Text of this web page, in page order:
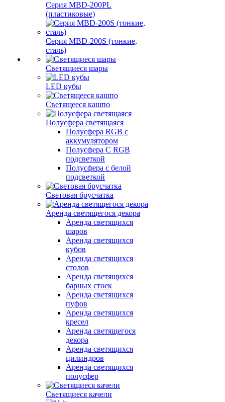
Серия MBD-200PL
(пластиковые)
Серия MBD-200S (тонкие,
сталь)
Светящиеся шары
LED кубы
Светящееся кашпо
Полусфера светящаяся
Полусфера RGB с
аккумулятором
Полусфера С RGB
подсветкой
Полусфера с белой
подсветкой
Световая брусчатка
Аренда светящегося декора
Аренда светящихся
шаров
Аренда светящихся
кубов
Аренда светящихся
столов
Аренда светящихся
барных стоек
Аренда светящихся
пуфов
Аренда светящихся
кресел
Аренда светящегося
декора
Аренда светящихся
цилиндров
Аренда светящихся
полусфер
Светящиеся качели